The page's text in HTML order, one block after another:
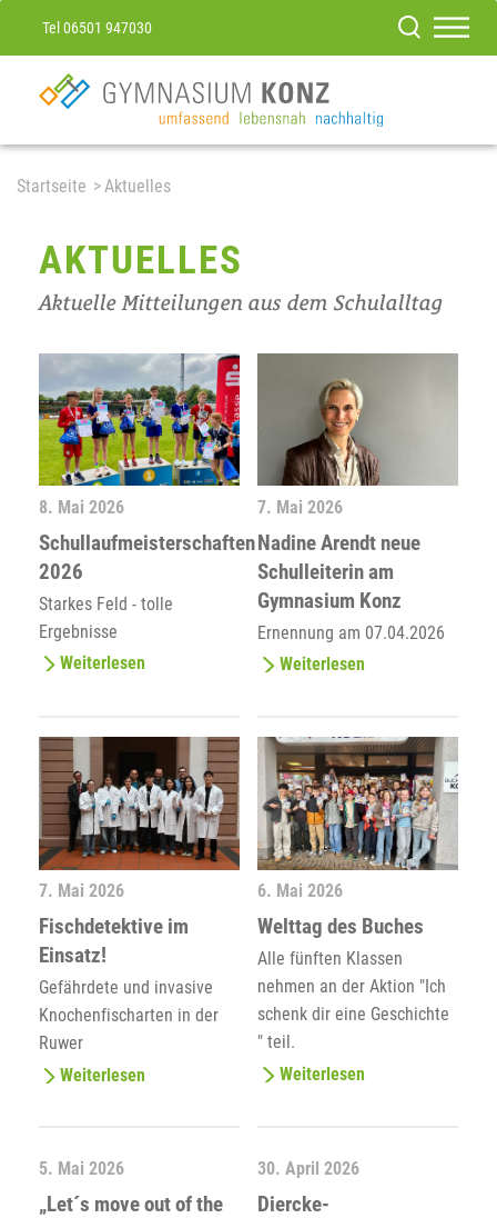
Tel 06501 947030
Startseite Aktuelles
AKTUELLES
Aktuelle Mitteilungen aus dem Schulalltag
8. Mai 2026
Schullaufmeisterschaften
2026
Starkes Feld - tolle
Ergebnisse
Weiterlesen
7. Mai 2026
Nadine Arendt neue
Schulleiterin am
Gymnasium Konz
Ernennung am 07.04.2026
Weiterlesen
7. Mai 2026
Fischdetektive im
Einsatz!
Gefährdete und invasive
Knochenfischarten in der
Ruwer
Weiterlesen
6. Mai 2026
Welttag des Buches
Alle fünften Klassen
nehmen an der Aktion "Ich
schenk dir eine Geschichte
" teil.
Weiterlesen
5. Mai 2026
„Let´s move out of the
30. April 2026
Diercke-